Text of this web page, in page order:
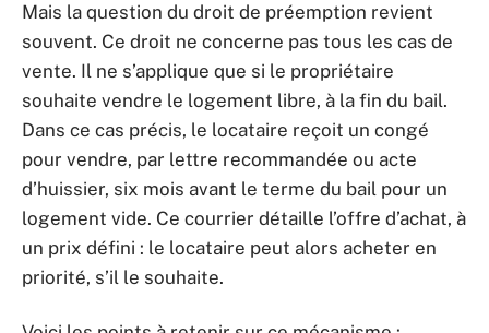
Mais la question du droit de préemption revient
souvent. Ce droit ne concerne pas tous les cas de
vente. Il ne s’applique que si le propriétaire
souhaite vendre le logement libre, à la fin du bail.
Dans ce cas précis, le locataire reçoit un congé
pour vendre, par lettre recommandée ou acte
d’huissier, six mois avant le terme du bail pour un
logement vide. Ce courrier détaille l’offre d’achat, à
un prix défini : le locataire peut alors acheter en
priorité, s’il le souhaite.